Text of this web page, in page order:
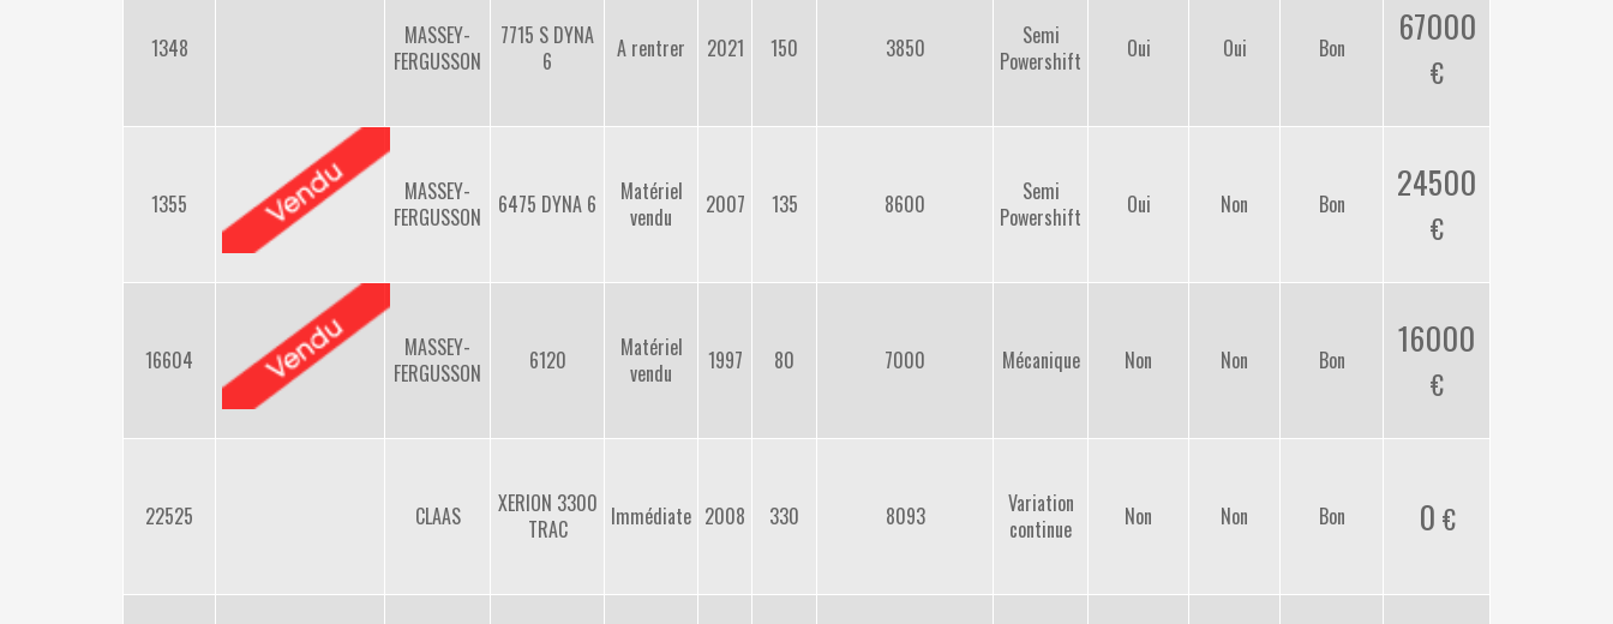
1348
MASSEY-
FERGUSSON
7715 S DYNA
6
A rentrer 2021 150 3850
Semi
Powershift
Oui Oui Bon 67000
1355
MASSEY-
FERGUSSON
6475 DYNA 6
Matériel
vendu
2007 135 8600
Semi
Powershift
Oui Non Bon 24500
16604
MASSEY-
FERGUSSON
6120
Matériel
vendu
1997 80 7000 Mécanique Non Non Bon 16000
22525 CLAAS
XERION 3300
TRAC
Immédiate 2008 330 8093
Variation
continue
Non Non Bon 0